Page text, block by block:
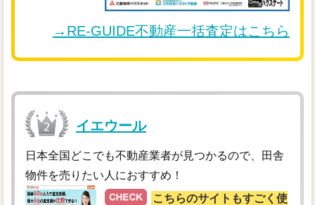
→RE-GUIDE不動産一括査定はこちら
イエウール
日本全国どこでも不動産業者が見つかるので、田舎
物件を売りたい人におすすめ！
こちらのサイトもすごく使